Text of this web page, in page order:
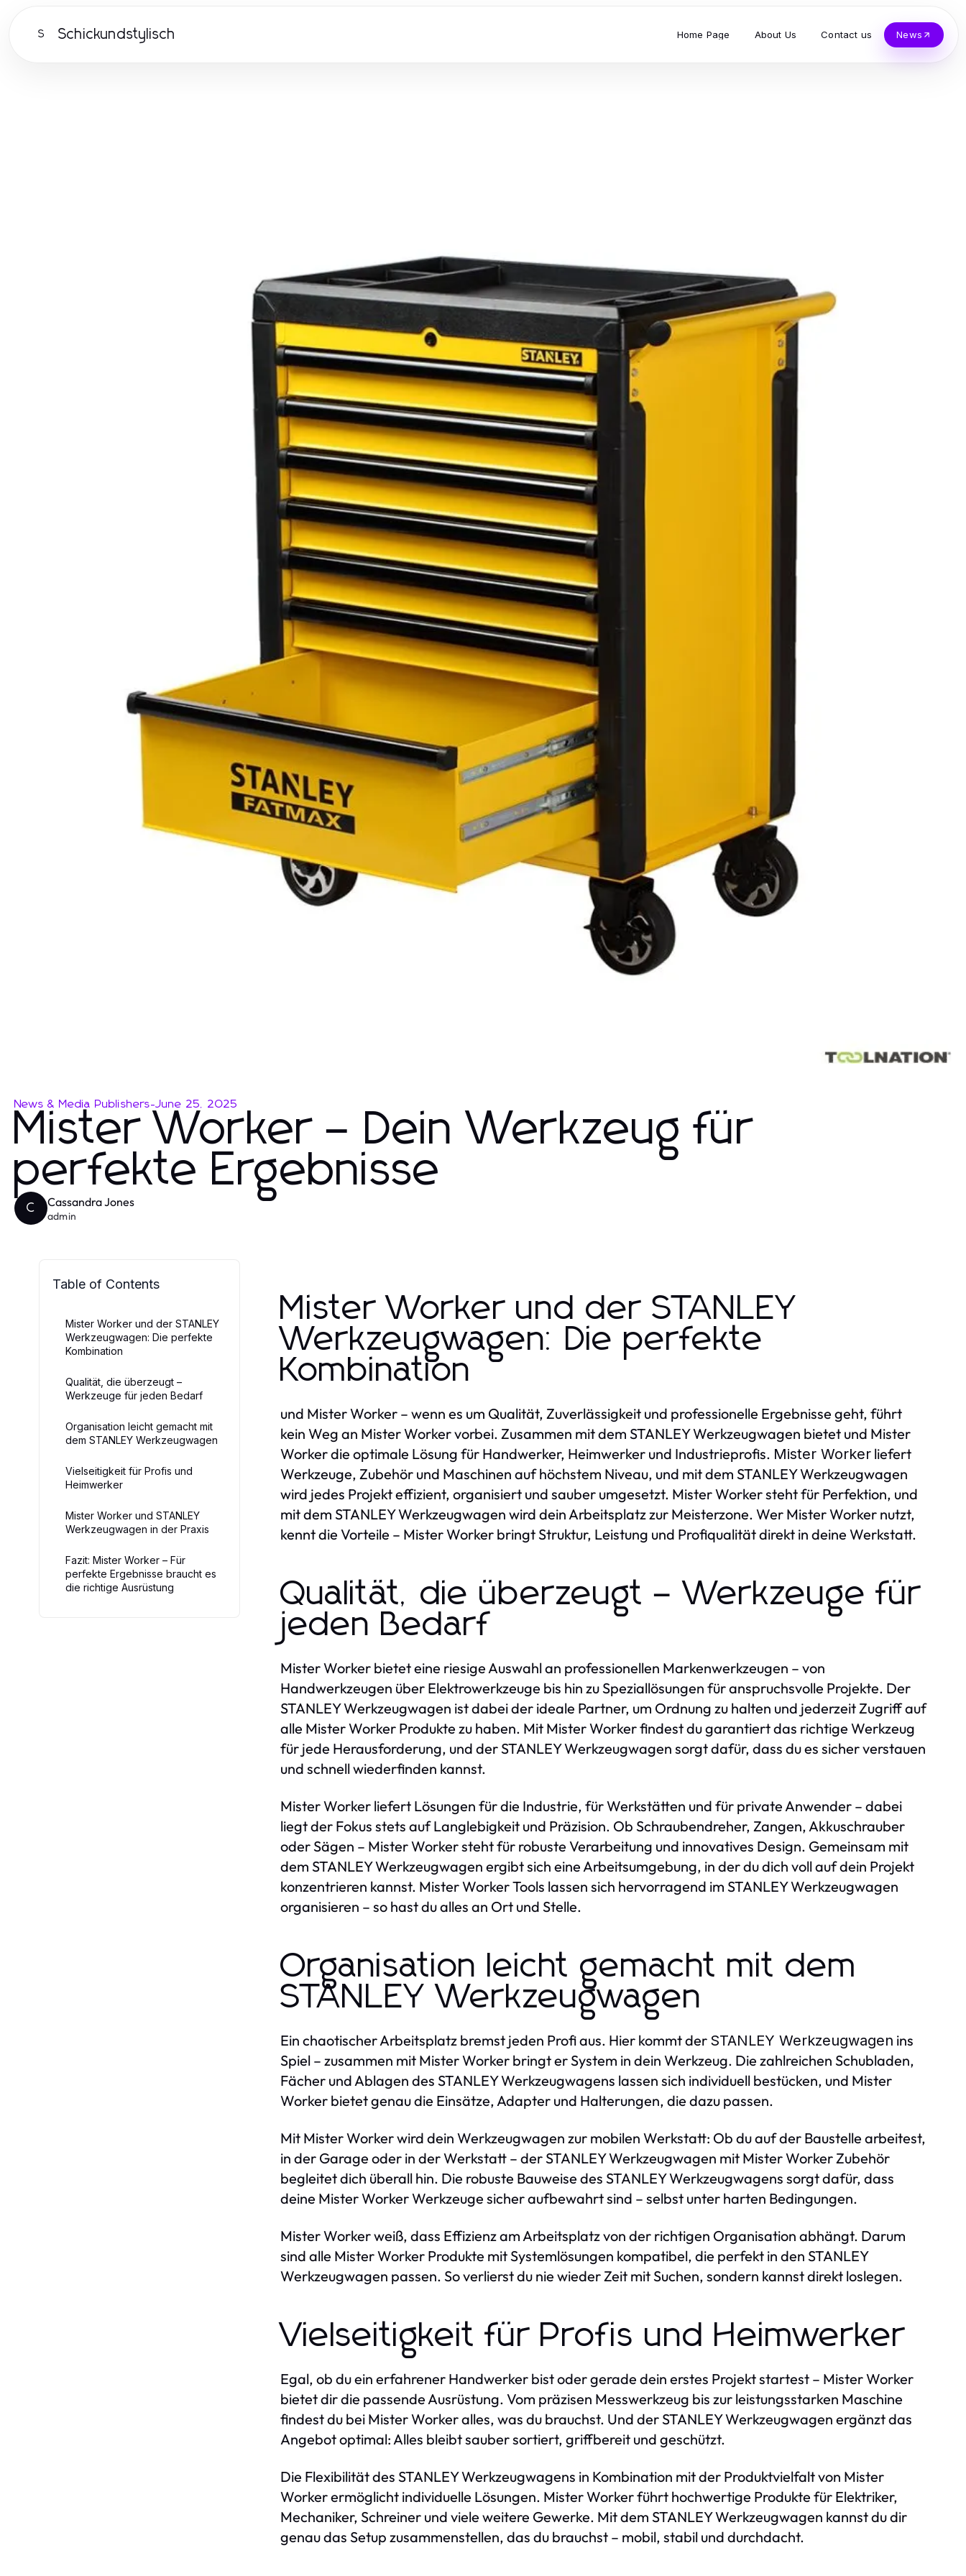
S Schickundstylisch Home Page About Us Contact us News
News & Media Publishers-June 25, 2025
Mister Worker – Dein Werkzeug für
perfekte Ergebnisse
C Cassandra Jones
admin
Table of Contents
Mister Worker und der STANLEY
Werkzeugwagen: Die perfekte
Kombination
Qualität, die überzeugt –
Werkzeuge für jeden Bedarf
Organisation leicht gemacht mit
dem STANLEY Werkzeugwagen
Vielseitigkeit für Profis und
Heimwerker
Mister Worker und STANLEY
Werkzeugwagen in der Praxis
Fazit: Mister Worker – Für
perfekte Ergebnisse braucht es
die richtige Ausrüstung
Mister Worker und der STANLEY
Werkzeugwagen: Die perfekte
Kombination
und Mister Worker – wenn es um Qualität, Zuverlässigkeit und professionelle Ergebnisse geht, führt
kein Weg an Mister Worker vorbei. Zusammen mit dem STANLEY Werkzeugwagen bietet und Mister
Worker die optimale Lösung für Handwerker, Heimwerker und Industrieprofis. Mister Worker liefert
Werkzeuge, Zubehör und Maschinen auf höchstem Niveau, und mit dem STANLEY Werkzeugwagen
wird jedes Projekt effizient, organisiert und sauber umgesetzt. Mister Worker steht für Perfektion, und
mit dem STANLEY Werkzeugwagen wird dein Arbeitsplatz zur Meisterzone. Wer Mister Worker nutzt,
kennt die Vorteile – Mister Worker bringt Struktur, Leistung und Profiqualität direkt in deine Werkstatt.
Qualität, die überzeugt – Werkzeuge für
jeden Bedarf
Mister Worker bietet eine riesige Auswahl an professionellen Markenwerkzeugen – von
Handwerkzeugen über Elektrowerkzeuge bis hin zu Speziallösungen für anspruchsvolle Projekte. Der
STANLEY Werkzeugwagen ist dabei der ideale Partner, um Ordnung zu halten und jederzeit Zugriff auf
alle Mister Worker Produkte zu haben. Mit Mister Worker findest du garantiert das richtige Werkzeug
für jede Herausforderung, und der STANLEY Werkzeugwagen sorgt dafür, dass du es sicher verstauen
und schnell wiederfinden kannst.
Mister Worker liefert Lösungen für die Industrie, für Werkstätten und für private Anwender – dabei
liegt der Fokus stets auf Langlebigkeit und Präzision. Ob Schraubendreher, Zangen, Akkuschrauber
oder Sägen – Mister Worker steht für robuste Verarbeitung und innovatives Design. Gemeinsam mit
dem STANLEY Werkzeugwagen ergibt sich eine Arbeitsumgebung, in der du dich voll auf dein Projekt
konzentrieren kannst. Mister Worker Tools lassen sich hervorragend im STANLEY Werkzeugwagen
organisieren – so hast du alles an Ort und Stelle.
Organisation leicht gemacht mit dem
STANLEY Werkzeugwagen
Ein chaotischer Arbeitsplatz bremst jeden Profi aus. Hier kommt der STANLEY Werkzeugwagen ins
Spiel – zusammen mit Mister Worker bringt er System in dein Werkzeug. Die zahlreichen Schubladen,
Fächer und Ablagen des STANLEY Werkzeugwagens lassen sich individuell bestücken, und Mister
Worker bietet genau die Einsätze, Adapter und Halterungen, die dazu passen.
Mit Mister Worker wird dein Werkzeugwagen zur mobilen Werkstatt: Ob du auf der Baustelle arbeitest,
in der Garage oder in der Werkstatt – der STANLEY Werkzeugwagen mit Mister Worker Zubehör
begleitet dich überall hin. Die robuste Bauweise des STANLEY Werkzeugwagens sorgt dafür, dass
deine Mister Worker Werkzeuge sicher aufbewahrt sind – selbst unter harten Bedingungen.
Mister Worker weiß, dass Effizienz am Arbeitsplatz von der richtigen Organisation abhängt. Darum
sind alle Mister Worker Produkte mit Systemlösungen kompatibel, die perfekt in den STANLEY
Werkzeugwagen passen. So verlierst du nie wieder Zeit mit Suchen, sondern kannst direkt loslegen.
Vielseitigkeit für Profis und Heimwerker
Egal, ob du ein erfahrener Handwerker bist oder gerade dein erstes Projekt startest – Mister Worker
bietet dir die passende Ausrüstung. Vom präzisen Messwerkzeug bis zur leistungsstarken Maschine
findest du bei Mister Worker alles, was du brauchst. Und der STANLEY Werkzeugwagen ergänzt das
Angebot optimal: Alles bleibt sauber sortiert, griffbereit und geschützt.
Die Flexibilität des STANLEY Werkzeugwagens in Kombination mit der Produktvielfalt von Mister
Worker ermöglicht individuelle Lösungen. Mister Worker führt hochwertige Produkte für Elektriker,
Mechaniker, Schreiner und viele weitere Gewerke. Mit dem STANLEY Werkzeugwagen kannst du dir
genau das Setup zusammenstellen, das du brauchst – mobil, stabil und durchdacht.